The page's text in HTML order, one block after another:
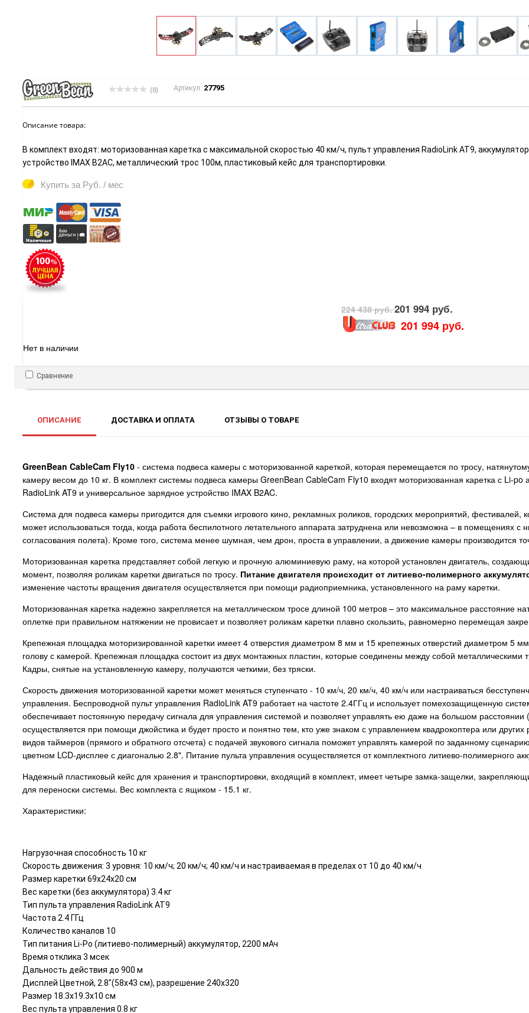
(0) Артикул: 27795
Описание товара:
В комплект входят: моторизованная каретка с максимальной скоростью 40 км/ч, пульт управления RadioLink AT9,
устройство IMAX B2AC, металлический трос 100м, пластиковый кейс для транспортировки.
Купить за Руб. / мес
224 438 руб.201 994 руб.
201 994 руб.
Нет в наличии
Сравнение
ОПИСАНИЕ ДОСТАВКА И ОПЛАТА ОТЗЫВЫ О ТОВАРЕ
GreenBean CableCam Fly10 - система подвеса камеры с моторизованной кареткой, которая перемещается по тросу,
камеру весом до 10 кг. В комплект системы подвеса камеры GreenBean CableCam Fly10 входят моторизованная каретка с Li-po
RadioLink AT9 и универсальное зарядное устройство IMAX B2AC.
Система для подвеса камеры пригодится для съемки игрового кино, рекламных роликов, городских мероприятий, фестивалей,
может использоваться тогда, когда работа беспилотного летательного аппарата затруднена или невозможна – в помещениях
согласования полета). Кроме того, система менее шумная, чем дрон, проста в управлении, а движение камеры производится
Моторизованная каретка представляет собой легкую и прочную алюминиевую раму, на которой установлен двигатель,
момент, позволяя роликам каретки двигаться по тросу. Питание двигателя происходит от литиево-полимерного
изменение частоты вращения двигателя осуществляется при помощи радиоприемника, установленного на раму каретки.
Моторизованная каретка надежно закрепляется на металлическом тросе длиной 100 метров – это максимальное расстояние
оплетке при правильном натяжении не провисает и позволяет роликам каретки плавно скользить, равномерно перемещая
Крепежная площадка моторизированной каретки имеет 4 отверстия диаметром 8 мм и 15 крепежных отверстий диаметром 5
голову с камерой. Крепежная площадка состоит из двух монтажных пластин, которые соединены между собой
Кадры, снятые на установленную камеру, получаются четкими, без тряски.
Скорость движения моторизованной каретки может меняться ступенчато - 10 км/ч, 20 км/ч, 40 км/ч или настраиваться
управления. Беспроводной пульт управления RadioLink AT9 работает на частоте 2.4ГГц и использует помехозащищенную
обеспечивает постоянную передачу сигнала для управления системой и позволяет управлять ею даже на большом
осуществляется при помощи джойстика и будет просто и понятно тем, кто уже знаком с управлением квадрокоптера или
видов таймеров (прямого и обратного отсчета) с подачей звукового сигнала поможет управлять камерой по заданному
цветном LCD-дисплее с диагональю 2.8". Питание пульта управления осуществляется от комплектного литиево-полимерного
Надежный пластиковый кейс для хранения и транспортировки, входящий в комплект, имеет четыре замка-защелки,
для переноски системы. Вес комплекта с ящиком - 15.1 кг.
Характеристики:
Нагрузочная способность 10 кг
Скорость движения: 3 уровня: 10 км/ч; 20 км/ч; 40 км/ч и настраиваемая в пределах от 10 до 40 км/ч
Размер каретки 69х24х20 см
Вес каретки (без аккумулятора) 3.4 кг
Тип пульта управления RadioLink AT9
Частота 2.4 ГГц
Количество каналов 10
Тип питания Li-Po (литиево-полимерный) аккумулятор, 2200 мАч
Время отклика 3 мсек
Дальность действия до 900 м
Дисплей Цветной, 2.8"(58х43 см), разрешение 240х320
Размер 18.3x19.3x10 см
Вес пульта управления 0.8 кг